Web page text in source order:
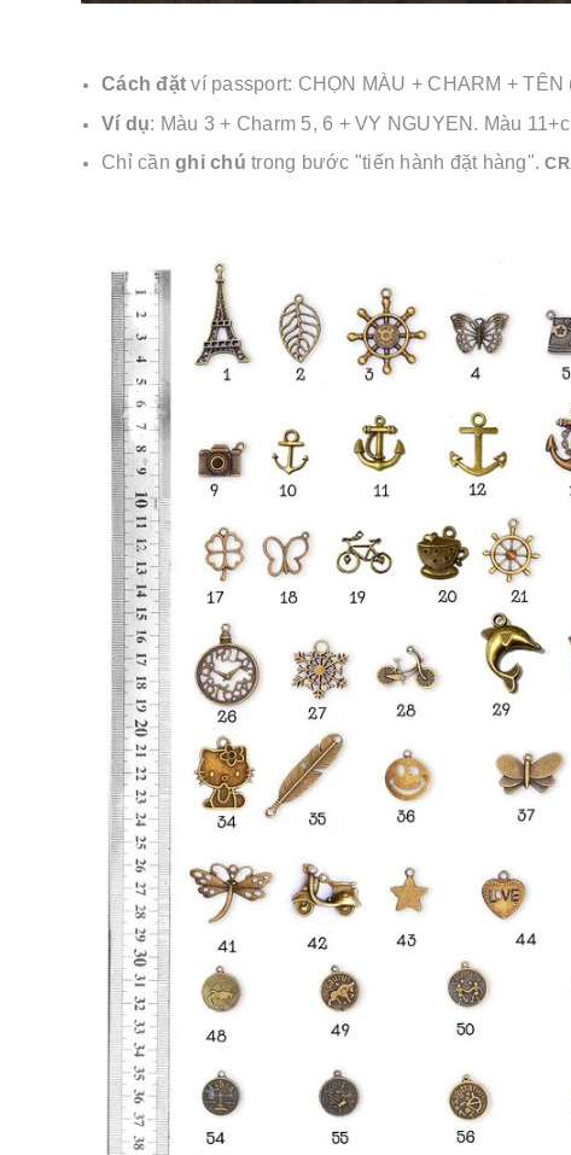
Cách đặt ví passport: CHỌN MÀU + CHARM +
Ví dụ: Màu 3 + Charm 5, 6 + VY NGUYEN. Màu
Chỉ cần ghi chú trong bước "tiến hành đặt hàng".